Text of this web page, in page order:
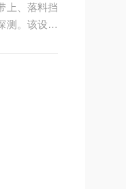
上、落料挡
测。该设备